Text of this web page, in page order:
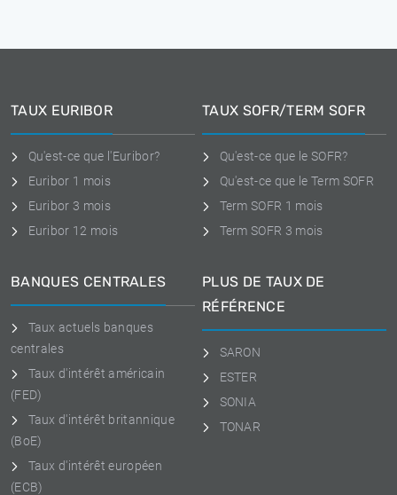
TAUX EURIBOR
Qu'est-ce que l'Euribor?
Euribor 1 mois
Euribor 3 mois
Euribor 12 mois
TAUX SOFR/TERM SOFR
Qu'est-ce que le SOFR?
Qu'est-ce que le Term SOFR
Term SOFR 1 mois
Term SOFR 3 mois
BANQUES CENTRALES
Taux actuels banques
centrales
Taux d'intérêt américain
(FED)
Taux d'intérêt britannique
(BoE)
Taux d'intérêt européen
(ECB)
PLUS DE TAUX DE
RÉFÉRENCE
SARON
ESTER
SONIA
TONAR